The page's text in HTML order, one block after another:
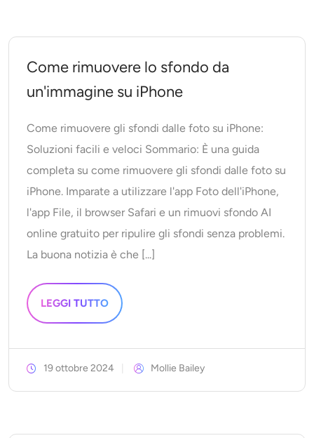
Come rimuovere lo sfondo da
un'immagine su iPhone
Come rimuovere gli sfondi dalle foto su iPhone:
Soluzioni facili e veloci Sommario: È una guida
completa su come rimuovere gli sfondi dalle foto su
iPhone. Imparate a utilizzare l'app Foto dell'iPhone,
l'app File, il browser Safari e un rimuovi sfondo AI
online gratuito per ripulire gli sfondi senza problemi.
La buona notizia è che [...]
LEGGI TUTTO
19 ottobre 2024 Mollie Bailey